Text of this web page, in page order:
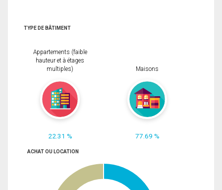
TYPE DE BÂTIMENT
Appartements (faible
hauteur et à étages
multiples)
22.31 %
Maisons
77.69 %
ACHAT OU LOCATION